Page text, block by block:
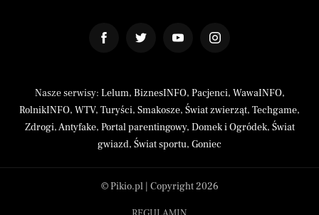
Nasze serwisy: Lelum, BiznesINFO, Pacjenci, WawaINFO,
RolnikINFO, WTV, Turyści, Smakosze, Świat zwierząt, Techgame,
Zdrogi,Antyfake, Portal parentingowy, Domek i Ogródek, Świat
gwiazd, Świat sportu, Goniec
© Pikio.pl | Copyright 2026